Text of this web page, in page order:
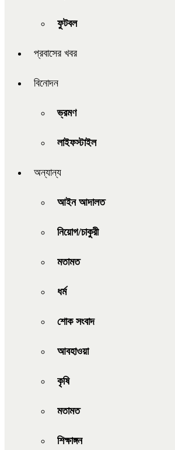
ফুটবল
প্রবাসের খবর
বিনোদন
ভ্রমণ
লাইফস্টাইল
অন্যান্য
আইন আদালত
নিয়োগ/চাকুরী
মতামত
ধর্ম
শোক সংবাদ
আবহাওয়া
কৃষি
মতামত
শিক্ষাঙ্গন